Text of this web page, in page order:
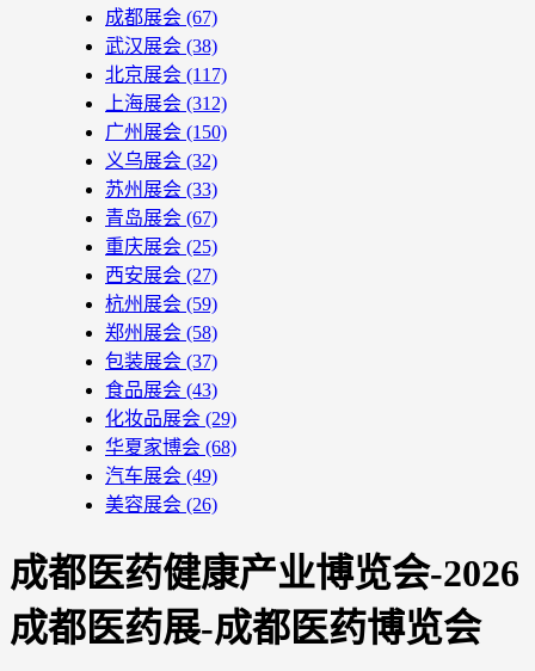
成都展会 (67)
武汉展会 (38)
北京展会 (117)
上海展会 (312)
广州展会 (150)
义乌展会 (32)
苏州展会 (33)
青岛展会 (67)
重庆展会 (25)
西安展会 (27)
杭州展会 (59)
郑州展会 (58)
包装展会 (37)
食品展会 (43)
化妆品展会 (29)
华夏家博会 (68)
汽车展会 (49)
美容展会 (26)
成都医药健康产业博览会-2026
成都医药展-成都医药博览会